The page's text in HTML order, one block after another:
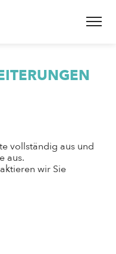
vollständig aus und
aus.
wir Sie